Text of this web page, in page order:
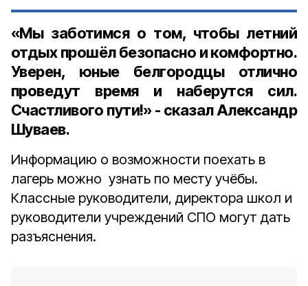
«Мы заботимся о том, чтобы летний
отдых прошёл безопасно и комфортно.
Уверен, юные белгородцы отлично
проведут время и наберутся сил.
Счастливого пути!» - сказал Александр
Шуваев.
Информацию о возможности поехать в
лагерь можно узнать по месту учёбы.
Классные руководители, директора школ и
руководители учреждений СПО могут дать
разъяснения.